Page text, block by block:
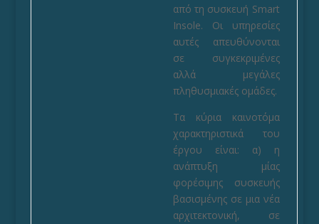
από τη συσκευή Smart
Insole. Οι υπηρεσίες
αυτές απευθύνονται
σε συγκεκριμένες
αλλά μεγάλες
πληθυσμιακές ομάδες.
Τα κύρια καινοτόμα
χαρακτηριστικά του
έργου είναι: α) η
ανάπτυξη μίας
φορέσιμης συσκευής
βασισμένης σε μια νέα
αρχιτεκτονική, σε